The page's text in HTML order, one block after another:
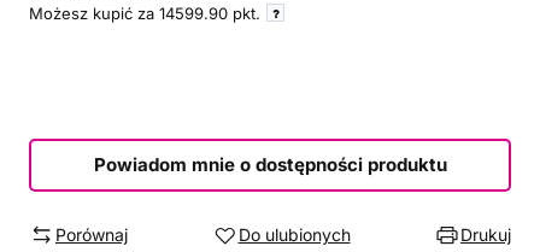
Możesz kupić za 14599.90 pkt.
Powiadom mnie o dostępności produktu
Porównaj Do ulubionych Drukuj